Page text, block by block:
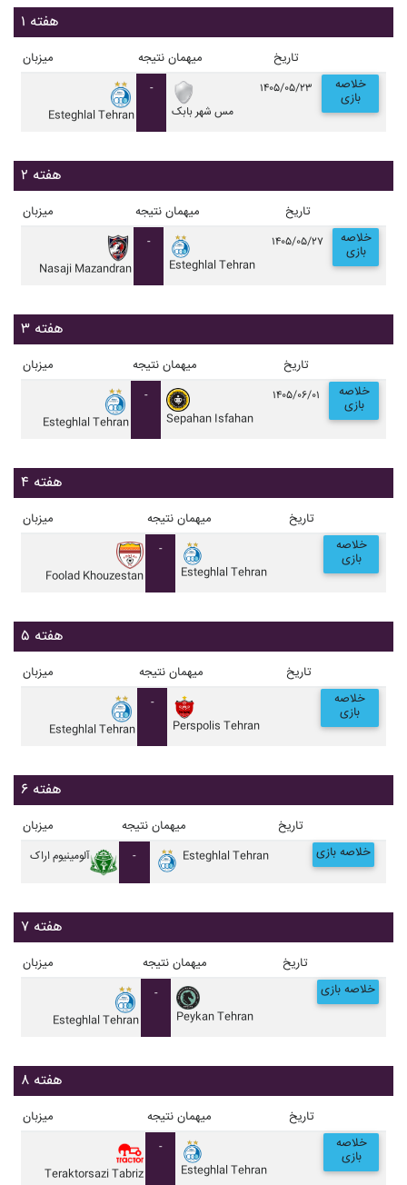
هفته ۱
میزبان نتیجه میهمان تاریخ
Esteghlal Tehran
-
مس شهر بابک
۱۴۰۵/۰۵/۲۳ خلاصه
بازی
هفته ۲
میزبان نتیجه میهمان تاریخ
Nasaji Mazandran
-
Esteghlal Tehran
۱۴۰۵/۰۵/۲۷ خلاصه
بازی
هفته ۳
میزبان نتیجه میهمان تاریخ
Esteghlal Tehran
-
Sepahan Isfahan
۱۴۰۵/۰۶/۰۱ خلاصه
بازی
هفته ۴
میزبان نتیجه میهمان تاریخ
Foolad Khouzestan
-
Esteghlal Tehran
خلاصه
بازی
هفته ۵
میزبان نتیجه میهمان تاریخ
Esteghlal Tehran
-
Perspolis Tehran
خلاصه
بازی
هفته ۶
میزبان نتیجه میهمان تاریخ
آلومينيوم اراک - Esteghlal Tehran خلاصه بازی
هفته ۷
میزبان نتیجه میهمان تاریخ
Esteghlal Tehran
-
Peykan Tehran
خلاصه بازی
هفته ۸
میزبان نتیجه میهمان تاریخ
Teraktorsazi Tabriz
-
Esteghlal Tehran
خلاصه
بازی